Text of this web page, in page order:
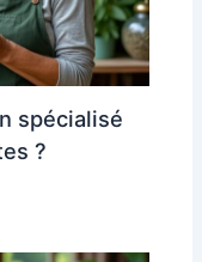
spécialisé
?